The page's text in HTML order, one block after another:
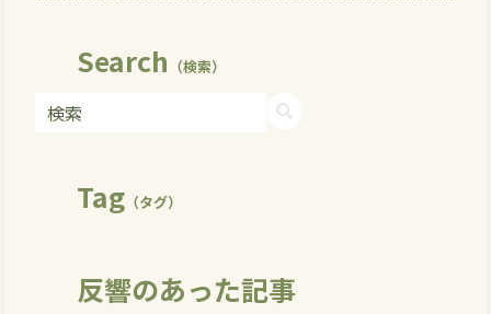
Search （検索）
Tag（タグ）
反響のあった記事